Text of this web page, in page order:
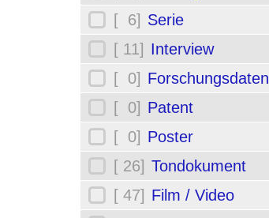
[ 6] Serie
[ 11] Interview
[ 0] Forschungsdaten
[ 0] Patent
[ 0] Poster
[ 26] Tondokument
[ 47] Film / Video